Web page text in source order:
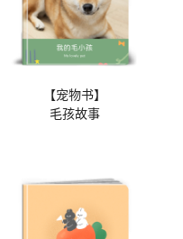
【宠物书】
毛孩故事